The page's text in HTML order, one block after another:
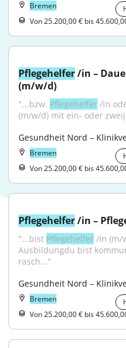
Bremen
Von 25.200,00 € bis
Pflegehelfer /in –
(m/w/d)
"...bzw. Pflegehelfer /in
(m/w/d) mit ein- oder
Gesundheit Nord –
Bremen
Von 25.200,00 € bis
Pflegehelfer /in –
"...bist Pflegehelfer /in (m/
Ausbildungdu bist
rasch..."
Gesundheit Nord –
Bremen
Von 25.200,00 € bis